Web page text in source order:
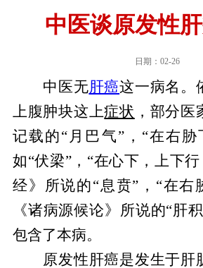
中医谈原发性
日期：02-26
中医无肝癌这一病名。
上腹肿块这上症状 ，部分医
记载的“月巴气”，“在右胁
如“伏梁”，“在心下，上下
经》所说的“息贲”，“在右
《诸病源候论》所说的“肝
包含了本病。
原发性肝癌是发生于肝脏